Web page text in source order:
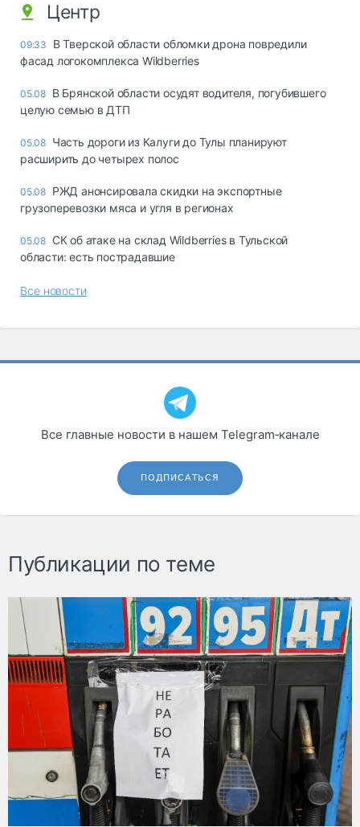
Центр
09:33
В Тверской области обломки дрона повредили
фасад логокомплекса Wildberries
05.08 В Брянской области осудят водителя, погубившего
целую семью в ДТП
05.08 Часть дороги из Калуги до Тулы планируют
расширить до четырех полос
05.08 РЖД анонсировала скидки на экспортные
грузоперевозки мяса и угля в регионах
05.08 СК об атаке на склад Wildberries в Тульской
области: есть пострадавшие
Все новости
Все главные новости в нашем Telegram‑канале
ПОДПИСАТЬСЯ
Публикации по теме